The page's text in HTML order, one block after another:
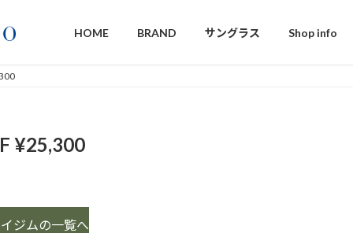
HOME BRAND サングラス Shop info
¥25,300
ジムの一覧へ